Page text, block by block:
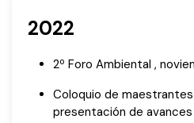
2022
2º Foro Ambiental ,
Coloquio de
presentación de